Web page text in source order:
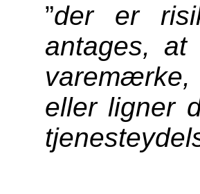
”der er
antages,
varemærke,
eller ligner